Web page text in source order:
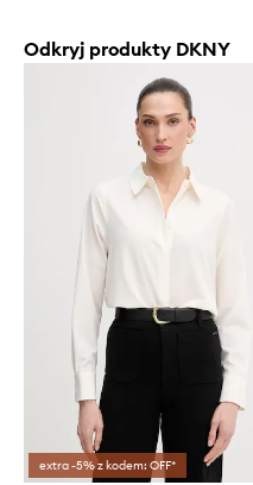
Odkryj produkty DKNY
extra -5% z kodem: OFF*